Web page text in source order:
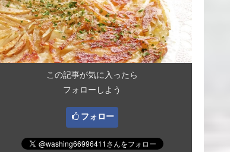
この記事が気に入ったら
フォローしよう
フォロー